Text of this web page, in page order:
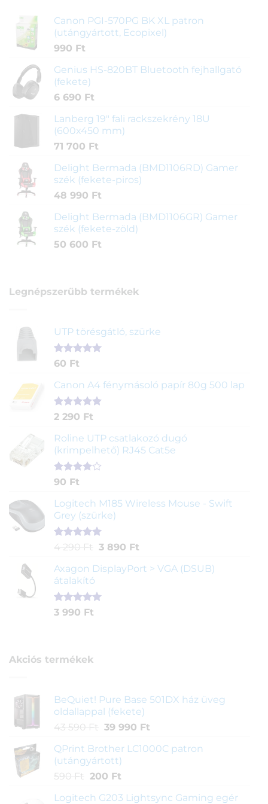
Canon PGI-570PG BK XL patron
(utángyártott, Ecopixel)
990 Ft
Genius HS-820BT Bluetooth fejhallgató
(fekete)
6 690 Ft
Lanberg 19" fali rackszekrény 18U
(600x450 mm)
71 700 Ft
Delight Bermada (BMD1106RD) Gamer
szék (fekete-piros)
48 990 Ft
Delight Bermada (BMD1106GR) Gamer
szék (fekete-zöld)
50 600 Ft
Legnépszerűbb termékek
UTP törésgátló, szürke
Értékelés
ből,
1
értékelés
alapján
60 Ft
Canon A4 fénymásoló papír 80g 500 lap
Értékelés
ből,
2
értékelés
alapján
2 290 Ft
Roline UTP csatlakozó dugó
(krimpelhető) RJ45 Cat5e
Értékelés
5-ből,
2
értékelés
alapján
90 Ft
Logitech M185 Wireless Mouse - Swift
Grey (szürke)
Értékelés
ből,
1
értékelés
alapján
4 290 Ft Original
was:
290 Ft.
3 890 FtCurrent
is:
Axagon DisplayPort > VGA (DSUB)
átalakító
Értékelés
1
3 990 Ft
Akciós termékek
BeQuiet! Pure Base 501DX ház üveg
oldallappal (fekete)
43 590 Ft Original
was:
43
590 Ft.
39 990 FtCurrent
is:
QPrint Brother LC1000C patron
(utángyártott)
590 Ft Original
was:
200 FtCurrent
is:
Logitech G203 Lightsync Gaming egér